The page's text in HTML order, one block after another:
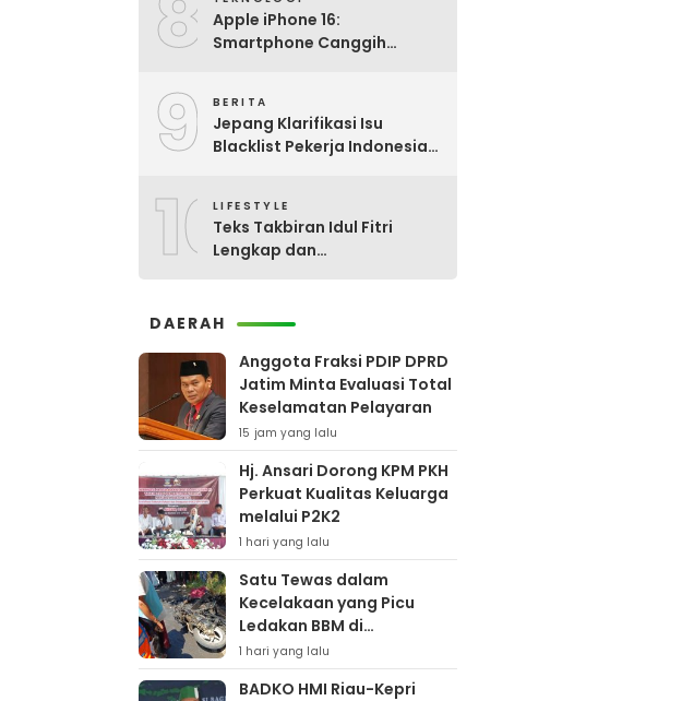
Apple iPhone 16:
Smartphone Canggih
9 BERITA
Jepang Klarifikasi Isu
Blacklist Pekerja Indonesia,
10LIFESTYLE
Teks Takbiran Idul Fitri
Lengkap dan
DAERAH
Anggota Fraksi PDIP DPRD
Jatim Minta Evaluasi Total
Keselamatan Pelayaran
15 jam yang lalu
Hj. Ansari Dorong KPM PKH
Perkuat Kualitas Keluarga
melalui P2K2
1 hari yang lalu
Satu Tewas dalam
Kecelakaan yang Picu
Ledakan BBM di
Pamekasan
1 hari yang lalu
BADKO HMI Riau-Kepri